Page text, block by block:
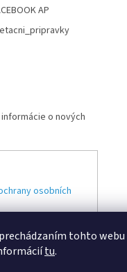
tohto webu
tu.
AP
o nových
osobních